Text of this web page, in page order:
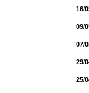
16/
09/
07/
29/
25/